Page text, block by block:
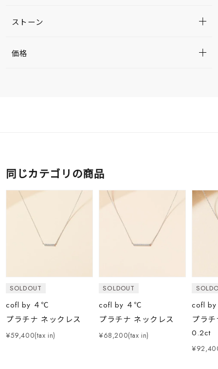
ストーン
価格
同じカテゴリの商品
SOLDOUT
cofl by ４℃
プラチナ ネックレス
¥59,400(tax in)
SOLDOUT
cofl by ４℃
プラチナ ネックレス
¥68,200(tax in)
cofl
プラ
0.2ct